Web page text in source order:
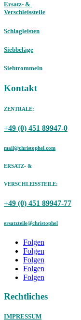
Ersatz- &
Verschleissteile
Schlagleisten
Siebbeläge
Siebtrommeln
Kontakt
ZENTRALE:
+49 (0) 451 89947-0
mail@christophel.com
ERSATZ- &
VERSCHLEISSTEILE:
+49 (0) 451 89947-77
ersatzteile@christophel
Folgen
Folgen
Folgen
Folgen
Folgen
Rechtliches
IMPRESSUM